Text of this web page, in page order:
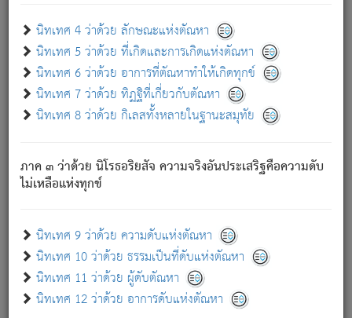
นิทเทศ 4 ว่าด้วย ลักษณะแห่งตัณหา
นิทเทศ 5 ว่าด้วย ที่เกิดและการเกิดแห่งตัณหา
นิทเทศ 6 ว่าด้วย อาการที่ตัณหาทำให้เกิดทุกข์
นิทเทศ 7 ว่าด้วย ทิฏฐิที่เกี่ยวกับตัณหา
นิทเทศ 8 ว่าด้วย กิเลสทั้งหลายในฐานะสมุทัย
ภาค ๓ ว่าด้วย นิโรธอริยสัจ ความจริงอันประเสริฐคือความดับ
ไม่เหลือแห่งทุกข์
นิทเทศ 9 ว่าด้วย ความดับแห่งตัณหา
นิทเทศ 10 ว่าด้วย ธรรมเป็นที่ดับแห่งตัณหา
นิทเทศ 11 ว่าด้วย ผู้ดับตัณหา
นิทเทศ 12 ว่าด้วย อาการดับแห่งตัณหา
อย่างนี้อยู่; เขาย่อมละภวตัณหาได้ และไม่เพลิดเพลินวิภวตัณหา
ด้วย.
ความดับเพราะความสำรอกไม่เหลือ (แห่งภพทั้งหลาย)
เพราะความสิ้นไปแห่งตัณหาโดยประการทั้งปวง นั้นคือ
นิพพาน.
ภพใหม่ย่อมไม่มีแก่ภิกษุนั้น ผู้ดับเย็นสนิทแล้ว เพราะไม่มี
ภิกษุนั้น เป็นผู้ครอบงำมารได้แล้ว ชนะสงครามแล้ว ก้าวล่วง
ภพทั้งหลายทั้งปวงได้แล้ว เป็นผู้คงที่ (คือไม่เปลี่ยนแปลงอีกต่อ
- อุ.ขุ. ๒๕/๑๒๑/๘๔.
(ข้อความนี้ เป็นพระพุทธอุทานที่ทรงเปล่งออก ที่โคนต้นโพธิ์
เป็นที่ตรัสรู้ เมื่อตรัสรู้แล้วได้ 7 วัน)